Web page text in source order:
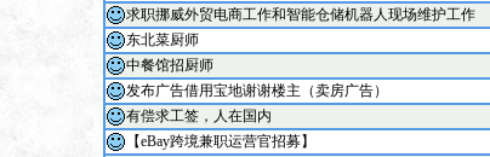
求职挪威外贸电商工作和智能仓储机器人现场维护工作
东北菜厨师
中餐馆招厨师
发布广告借用宝地谢谢楼主（卖房广告）
有偿求工签，人在国内
【eBay跨境兼职运营官招募】